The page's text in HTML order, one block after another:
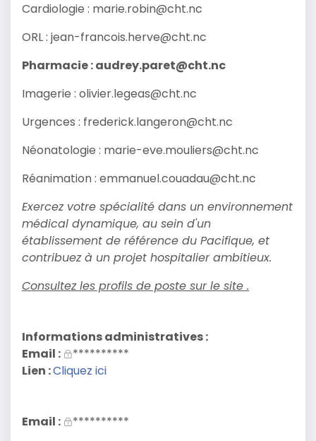
Cardiologie : marie.robin@cht.nc
ORL : jean-francois.herve@cht.nc
Pharmacie : audrey.paret@cht.nc
Imagerie : olivier.legeas@cht.nc
Urgences : frederick.langeron@cht.nc
Néonatologie : marie-eve.mouliers@cht.nc
Réanimation : emmanuel.couadau@cht.nc
Exercez votre spécialité dans un environnement
médical dynamique, au sein d'un
établissement de référence du Pacifique, et
contribuez à un projet hospitalier ambitieux.
Consultez les profils de poste sur le site .
Informations administratives :
Email :
**********
Lien :Cliquez ici
Email : **********